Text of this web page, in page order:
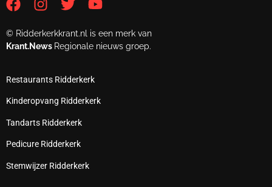
© Ridderkerkkrant.nl is een merk van
Krant.News Regionale nieuws groep.
Restaurants Ridderkerk
Kinderopvang Ridderkerk
Tandarts Ridderkerk
Pedicure Ridderkerk
Stemwijzer Ridderkerk